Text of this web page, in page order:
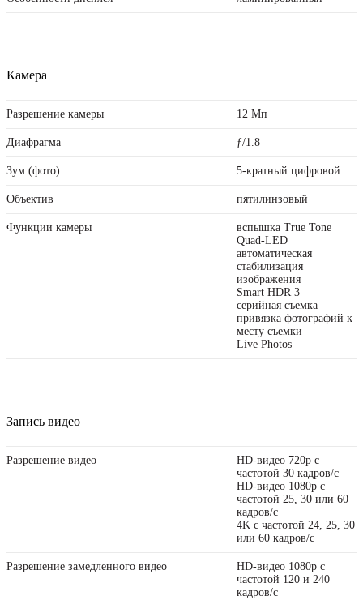
Камера
Разрешение камеры 12 Мп
Диафрагма ƒ/1.8
Зум (фото) 5-кратный цифровой
Объектив пятилинзовый
Функции камеры
вспышка True Tone
Quad-LED
автоматическая
стабилизация
изображения
Smart HDR 3
серийная съемка
привязка фотографий к
месту съемки
Live Photos
Запись видео
Разрешение видео
HD-видео 720p с
частотой 30 кадров/ с
HD-видео 1080p с
частотой 25, 30 или 60
кадров/ с
4K с частотой 24, 25, 30
или 60 кадров/ с
Разрешение замедленного видео
HD-видео 1080р с
частотой 120 и 240
кадров/ с